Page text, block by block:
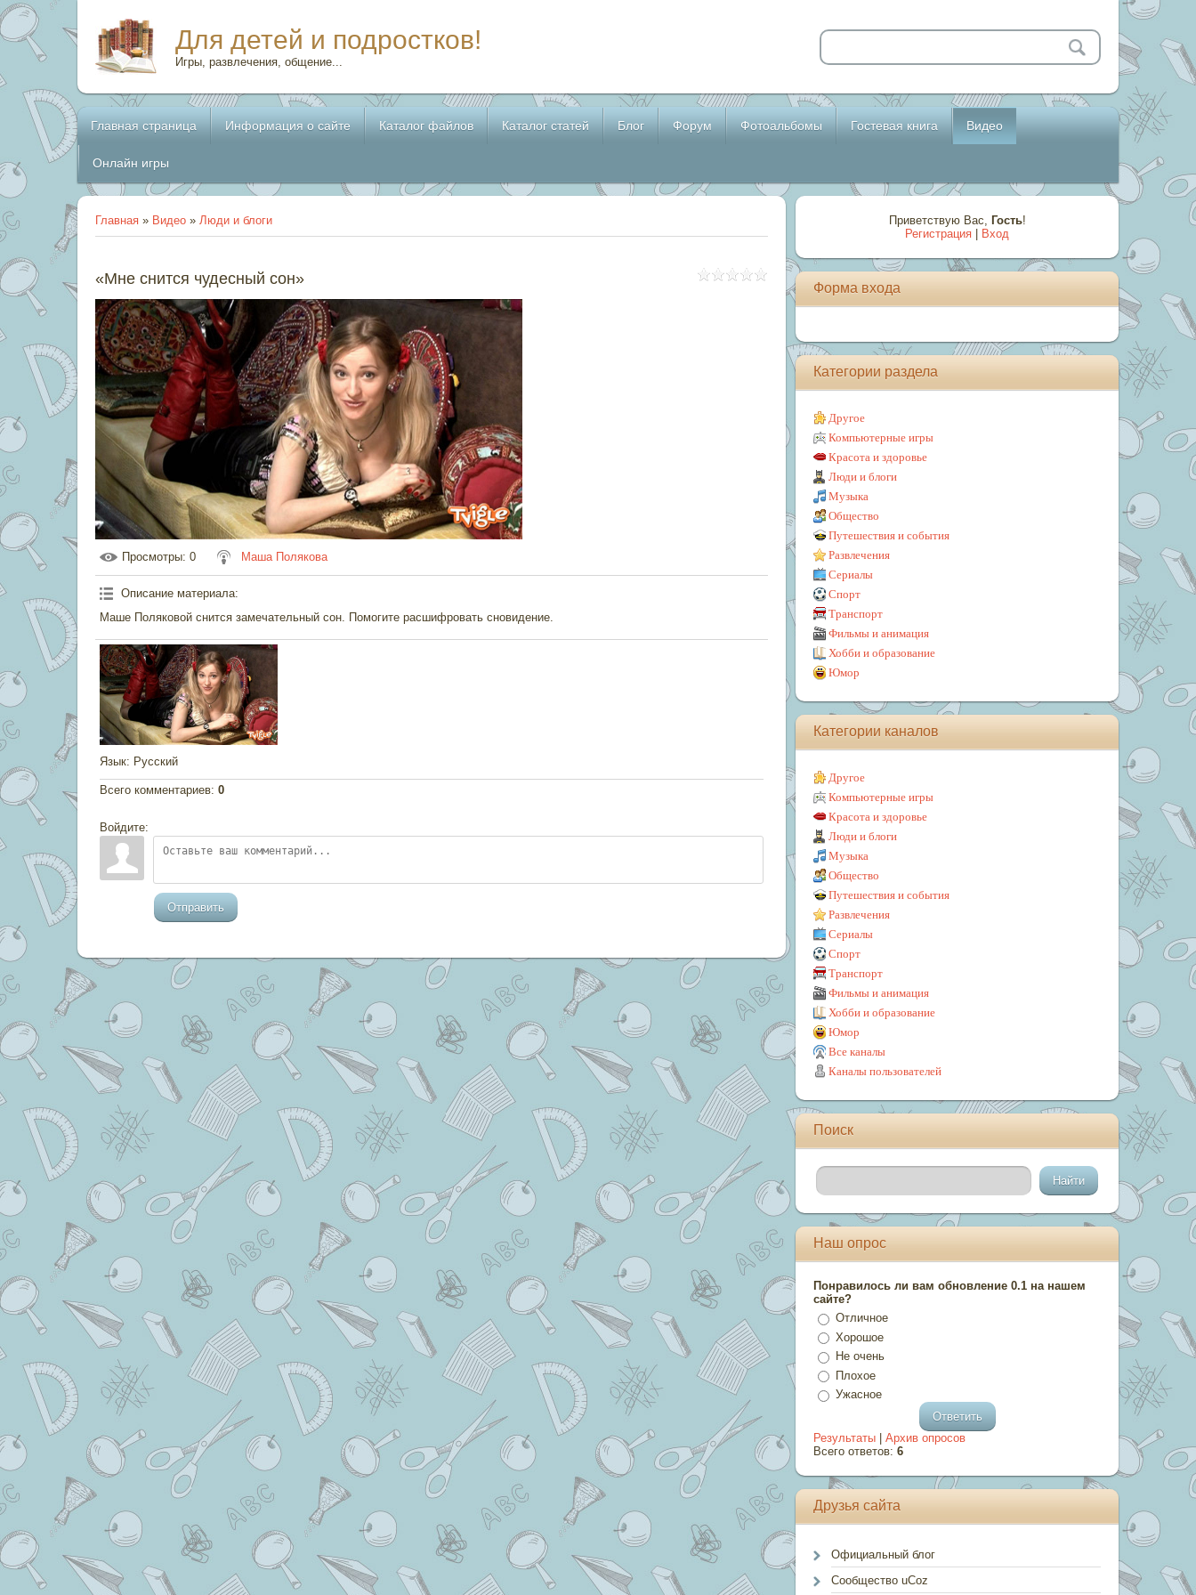
Для детей и подростков!
Игры, развлечения, общение...
Главная страница Информация о сайте Каталог файлов Каталог статей Блог Форум Фотоальбомы Гостевая книга Видео
Онлайн игры
Главная » Видео » Люди и блоги
«Мне снится чудесный сон»
Просмотры: 0 Маша Полякова
Описание материала:
Маше Поляковой снится замечательный сон. Помогите расшифровать сновидение.
Язык: Русский
Всего комментариев: 0
Войдите:
Отправить
Приветствую Вас, Гость!
Регистрация
Вход
Форма входа
Категории раздела
Другое
Компьютерные игры
Красота и здоровье
Люди и блоги
Музыка
Общество
Путешествия и события
Развлечения
Сериалы
Спорт
Транспорт
Фильмы и анимация
Хобби и образование
Юмор
Категории каналов
Другое
Компьютерные игры
Красота и здоровье
Люди и блоги
Музыка
Общество
Путешествия и события
Развлечения
Сериалы
Спорт
Транспорт
Фильмы и анимация
Хобби и образование
Юмор
Все каналы
Каналы пользователей
Поиск
Наш опрос
Понравилось ли вам обновление 0.1 на нашем
сайте?
Отличное
Хорошое
Не очень
Плохое
Ужасное
Результаты |Архив опросов
Всего ответов:6
Друзья сайта
Официальный блог
Сообщество uCoz